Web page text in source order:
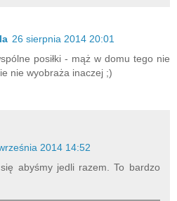
26 sierpnia 2014 20:01
posiłki - mąż w domu tego nie
nie wyobraża inaczej ;)
2014 14:52
abyśmy jedli razem. To bardzo